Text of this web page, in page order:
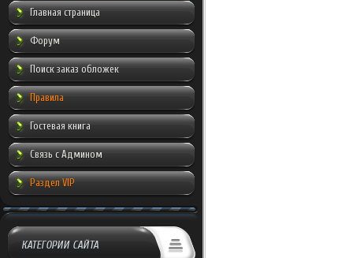
Главная страница
Форум
Поиск заказ обложек
Правила
Гостевая книга
Связь с Админом
Раздел VIP
КАТЕГОРИИ САЙТА